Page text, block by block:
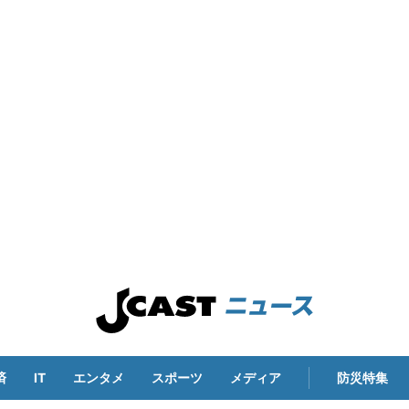
IT エンタメ スポーツ メディア 防災特集